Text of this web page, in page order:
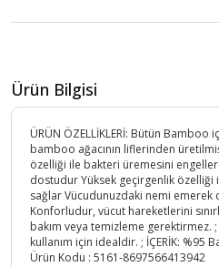
Ürün Bilgisi
ÜRÜN ÖZELLİKLERİ: Bütün
bamboo ağacının liflerinden
özelliği ile bakteri üremesini
dostudur Yüksek geçirgenlik özelliği
sağlar Vücudunuzdaki nemi emerek
Konforludur, vücut hareketlerini
bakım veya temizleme gerektirmez. ;
kullanım için idealdir. ; İÇERİK: %95
Ürün Kodu : 5161-8697566413942